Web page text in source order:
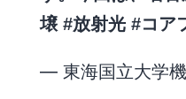
壌 #放射光 #コア
— 東海国立大学